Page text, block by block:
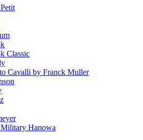
Classic
Cavalli by Franck Muller
Military Hanowa